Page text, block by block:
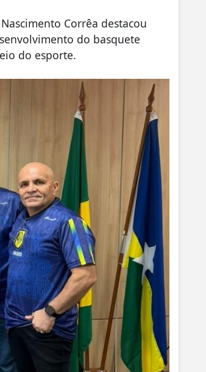
Corrêa destacou
do basquete
do esporte.